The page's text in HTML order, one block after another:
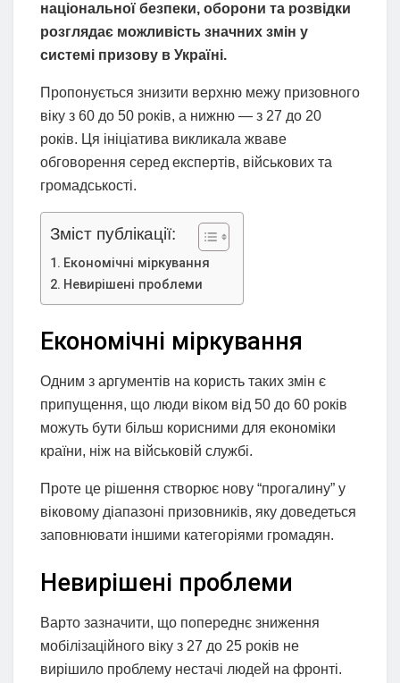
національної безпеки, оборони та розвідки
розглядає можливість значних змін у
системі призову в Україні.
Пропонується знизити верхню межу призовного
віку з 60 до 50 років, а нижню — з 27 до 20
років. Ця ініціатива викликала жваве
обговорення серед експертів, військових та
громадськості.
Зміст публікації:
Економічні міркування
Невирішені проблеми
Економічні міркування
Одним з аргументів на користь таких змін є
припущення, що люди віком від 50 до 60 років
можуть бути більш корисними для економіки
країни, ніж на військовій службі.
Проте це рішення створює нову “прогалину” у
віковому діапазоні призовників, яку доведеться
заповнювати іншими категоріями громадян.
Невирішені проблеми
Варто зазначити, що попереднє зниження
мобілізаційного віку з 27 до 25 років не
вирішило проблему нестачі людей на фронті.